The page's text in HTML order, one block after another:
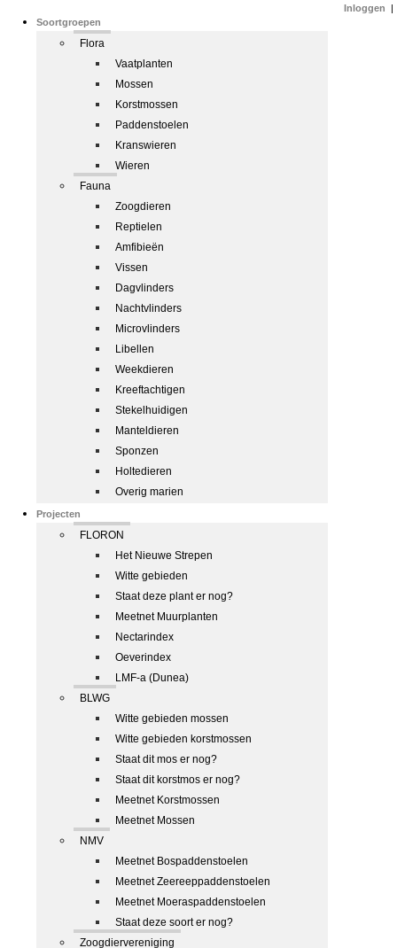
Soortgroepen
Flora
Vaatplanten
Mossen
Korstmossen
Paddenstoelen
Kranswieren
Wieren
Fauna
Zoogdieren
Reptielen
Amfibieën
Vissen
Dagvlinders
Nachtvlinders
Microvlinders
Libellen
Weekdieren
Kreeftachtigen
Stekelhuidigen
Manteldieren
Sponzen
Holtedieren
Overig marien
Projecten
FLORON
Het Nieuwe Strepen
Witte gebieden
Staat deze plant er nog?
Meetnet Muurplanten
Nectarindex
Oeverindex
LMF-a (Dunea)
BLWG
Witte gebieden mossen
Witte gebieden korstmossen
Staat dit mos er nog?
Staat dit korstmos er nog?
Meetnet Korstmossen
Meetnet Mossen
NMV
Meetnet Bospaddenstoelen
Meetnet Zeereeppaddenstoelen
Meetnet Moeraspaddenstoelen
Staat deze soort er nog?
Zoogdiervereniging
Inloggen |